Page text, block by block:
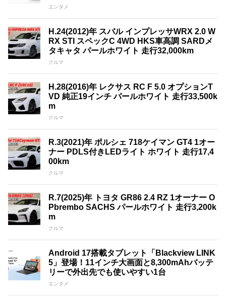
エンタメ
H.24(2012)年 スバル インプレッサWRX 2.0 W
RX STI スペックC 4WD HKS車高調 SARDメ
タキャタ パールホワイト 走行32,000km
クルマ
H.28(2016)年 レクサス RC F 5.0 オプションT
VD 純正19インチ パールホワイト 走行33,500k
m
クルマ
R.3(2021)年 ポルシェ 718ケイマン GT4 1オー
ナー PDLS付きLEDライト ホワイト 走行17,4
00km
クルマ
R.7(2025)年 トヨタ GR86 2.4 RZ 1オーナー O
Pbrembo SACHS パールホワイト 走行3,200k
m
クルマ
Android 17搭載タブレット「Blackview LINK
5」登場！11インチ大画面と8,300mAhバッテ
リーで外出先でも使いやすい1台
エンタメ